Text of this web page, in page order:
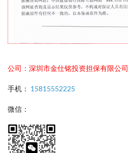
公司：深圳市金仕铭投资担保有限公司
手机： 15815552225
微信：